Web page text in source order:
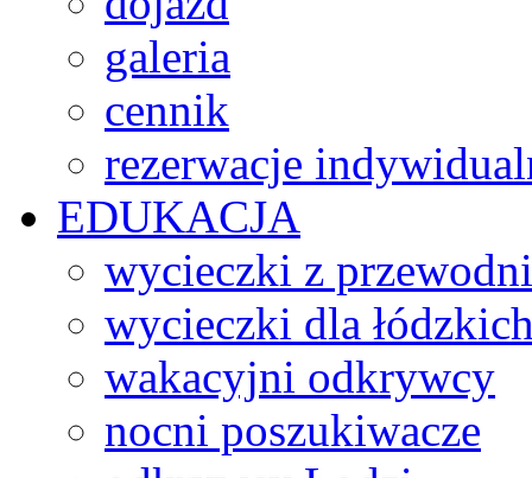
galeria
cennik
rezerwacje
EDUKACJA
wycieczki z
wycieczki dla
wakacyjni odkrywcy
nocni poszukiwacze